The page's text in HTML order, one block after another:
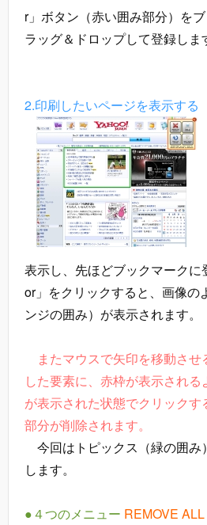
r」ボタン（赤い囲み部分）を
ラッグ＆ドロップして登録しま
2.印刷したいページを表示する
表示し、先ほどブックマーク
or」をクリックすると、画像の
ンジの囲み）が表示されます。
またマウスで矢印を移動さ
した要素に、赤枠が表示され
が表示された状態でクリックす
部分が削除されます。
今回はトピックス（緑の囲み
します。
●４つのメニュー REMOVE